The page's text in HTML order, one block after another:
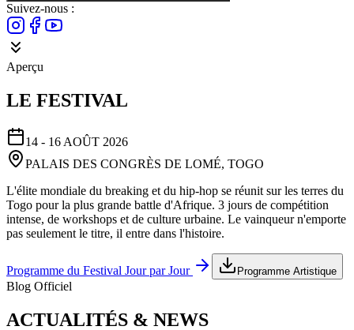
Suivez-nous :
Aperçu
LE FESTIVAL
14 - 16 AOÛT 2026
PALAIS DES CONGRÈS DE LOMÉ, TOGO
L'élite mondiale du breaking et du hip-hop se réunit sur les terres du
Togo pour la plus grande battle d'Afrique. 3 jours de compétition
intense, de workshops et de culture urbaine. Le vainqueur n'emporte
pas seulement le titre, il entre dans l'histoire.
Programme du Festival Jour par Jour Programme Artistique
Blog Officiel
ACTUALITÉS & NEWS